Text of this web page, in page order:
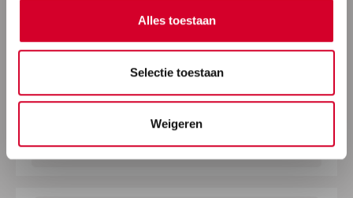
Alles toestaan
Selectie toestaan
Weigeren